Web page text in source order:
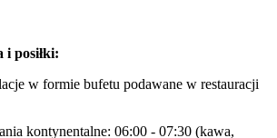
i posiłki:
w formie bufetu podawane w restauracji
kontynentalne: 06:00 - 07:30 (kawa,